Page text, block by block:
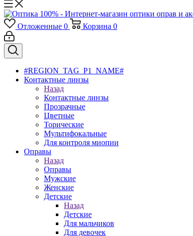
Отложенные 0 Корзина 0
#REGION_TAG_P1_NAME#
Контактные линзы
Назад
Контактные линзы
Прозрачные
Цветные
Торические
Мультифокальные
Для контроля миопии
Оправы
Назад
Оправы
Мужские
Женские
Детские
Назад
Детские
Для мальчиков
Для девочек